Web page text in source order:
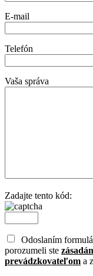
E-mail
Telefón
Vaša správa
Zadajte tento kód:
Odoslaním
porozumeli ste
prevádzkovateľom a